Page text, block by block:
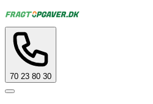
70 23 80 30